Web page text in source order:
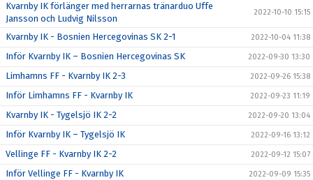
Kvarnby IK förlänger med herrarnas tränarduo Uffe
Jansson och Ludvig Nilsson
2022-10-10 15:15
Kvarnby IK - Bosnien Hercegovinas SK 2-1 2022-10-04 11:38
Inför Kvarnby IK – Bosnien Hercegovinas SK 2022-09-30 13:30
Limhamns FF - Kvarnby IK 2-3 2022-09-26 15:38
Inför Limhamns FF - Kvarnby IK 2022-09-23 11:19
Kvarnby IK - Tygelsjö IK 2-2 2022-09-20 13:04
Inför Kvarnby IK – Tygelsjö IK 2022-09-16 13:12
Vellinge FF - Kvarnby IK 2-2 2022-09-12 15:07
Inför Vellinge FF - Kvarnby IK 2022-09-09 15:35